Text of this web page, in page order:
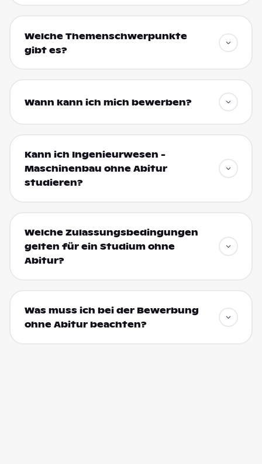
Welche Themenschwerpunkte
gibt es?
Wann kann ich mich bewerben?
Kann ich Ingenieurwesen -
Maschinenbau ohne Abitur
studieren?
Welche Zulassungsbedingungen
gelten für ein Studium ohne
Abitur?
Was muss ich bei der Bewerbung
ohne Abitur beachten?